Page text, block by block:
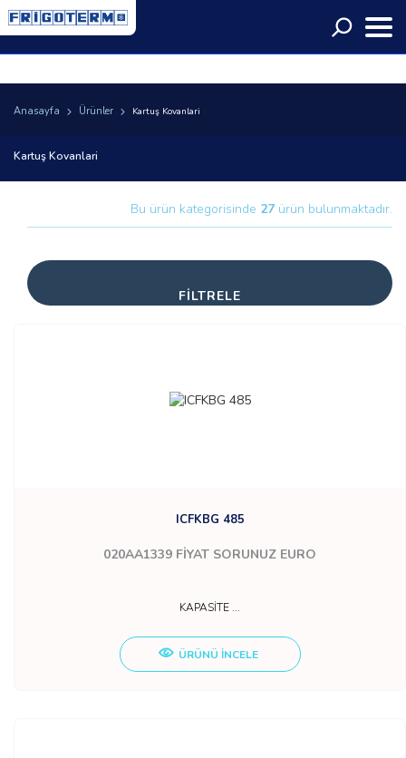
Language
Anasayfa Ürünler Kartuş Kovanlari
Kartuş Kovanlari
Bu ürün kategorisinde 27 ürün bulunmaktadır.
FİLTRELE
ICFKBG 485
020AA1339 FİYAT SORUNUZ EURO
KAPASİTE ...
ÜRÜNÜ İNCELE